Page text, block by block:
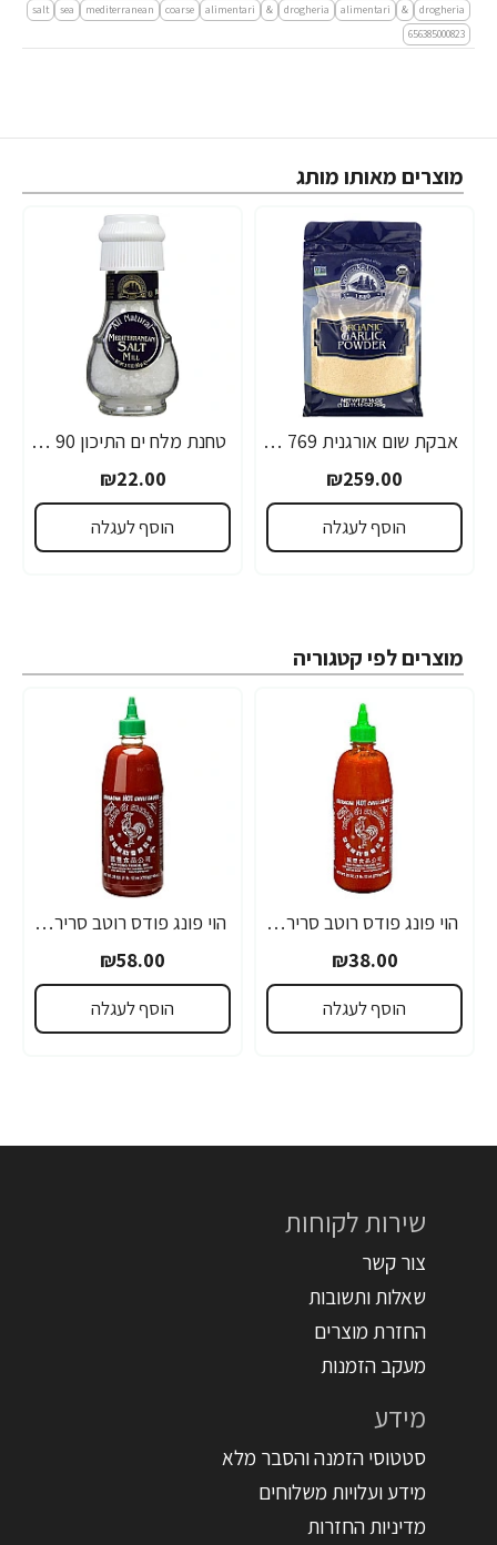
drogheria
&
alimentari
drogheria
&
alimentari
coarse
mediterranean
sea
salt
656385000823
מוצרים מאותו מותג
אבקת שום אורגנית 769 גרם - מבית Drogheria & Alimentari
₪259.00
הוסף לעגלה
טחנת מלח ים התיכון 90 גרם - מבית Drogheria & Alimentari
₪22.00
הוסף לעגלה
מוצרים לפי קטגוריה
הוי פונג פודס רוטב סריראצ'ה פלפל צ'ילי חריף 435 גרם - מבית HUY FONG FOODS
₪38.00
הוסף לעגלה
הוי פונג פודס רוטב סריראצ'ה פלפל צ'ילי חריף 793 גרם - מבית HUY FONG FOODS
₪58.00
הוסף לעגלה
שירות לקוחות
צור קשר
שאלות ותשובות
החזרת מוצרים
מעקב הזמנות
מידע
סטטוסי הזמנה והסבר מלא
מידע ועלויות משלוחים
מדיניות החזרות